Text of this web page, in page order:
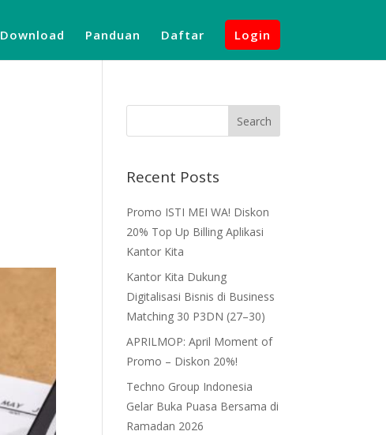
Download Panduan Daftar Login
Recent Posts
Promo ISTI MEI WA! Diskon
20% Top Up Billing Aplikasi
Kantor Kita
Kantor Kita Dukung
Digitalisasi Bisnis di Business
Matching 30 P3DN (27–30)
APRILMOP: April Moment of
Promo – Diskon 20%!
Techno Group Indonesia
Gelar Buka Puasa Bersama di
Ramadan 2026